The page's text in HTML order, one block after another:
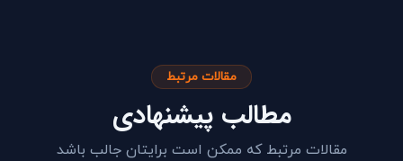
مقالات مرتبط
مطالب پیشنهادی
مقالات مرتبط که ممکن است برایتان جالب باشد